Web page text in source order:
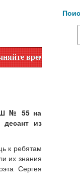
работы по
№ 55 на
из
к ребятам
их знания
Сергея